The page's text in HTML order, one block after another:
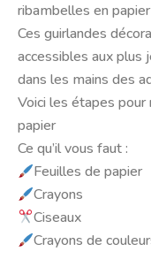
ribambelles en
Ces guirlandes
accessibles aux plus
dans les mains des
Voici les étapes
papier
Ce qu’il vous faut :
Feuilles de papier
Crayons
Ciseaux
Crayons de